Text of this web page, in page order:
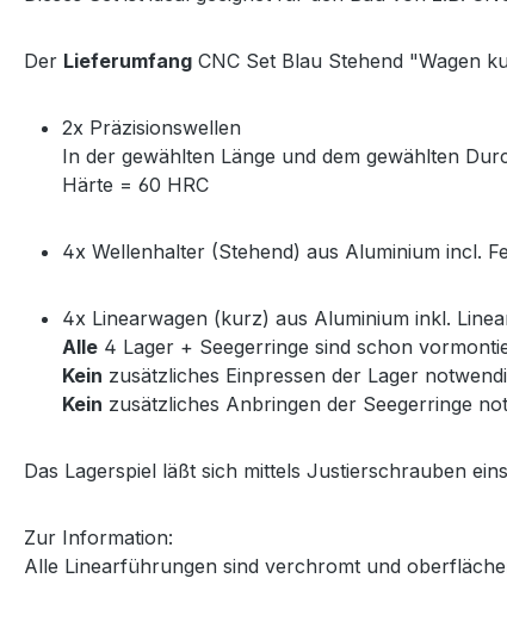
Der Lieferumfang CNC Set Blau Stehend "Wagen
2x Präzisionswellen
In der gewählten Länge und dem gewählten
Härte = 60 HRC
4x Wellenhalter (Stehend) aus Aluminium incl.
4x Linearwagen (kurz) aus Aluminium inkl.
Alle 4 Lager + Seegerringe sind schon
Kein zusätzliches Einpressen der Lager
Kein zusätzliches Anbringen der Seegerringe
Das Lagerspiel läßt sich mittels Justierschrauben
Zur Information:
Alle Linearführungen sind verchromt und